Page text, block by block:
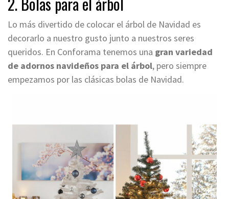
Lo más divertido de colocar el árbol de Navidad es
decorarlo a nuestro gusto junto a nuestros seres
queridos. En Conforama tenemos una gran variedad
de adornos navideños para el árbol, pero siempre
empezamos por las clásicas bolas de Navidad.